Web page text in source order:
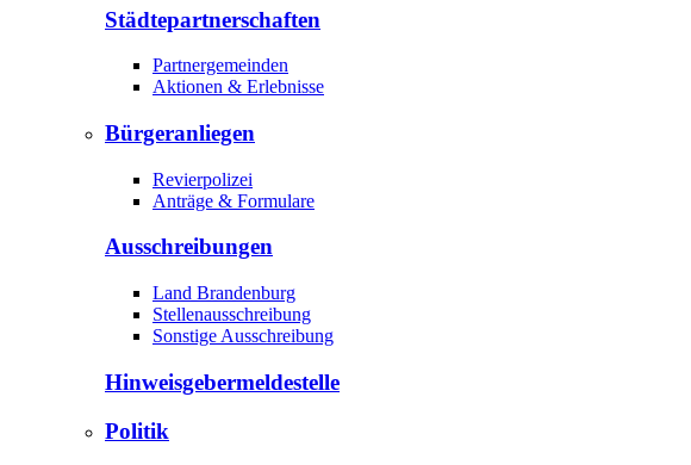
Städte­partnerschaften
Partnergemeinden
Aktionen & Erlebnisse
Bürgeranliegen
Revierpolizei
Anträge & Formulare
Ausschreibungen
Land Brandenburg
Stellenausschreibung
Sonstige Ausschreibung
Hinweisgeber­meldestelle
Politik